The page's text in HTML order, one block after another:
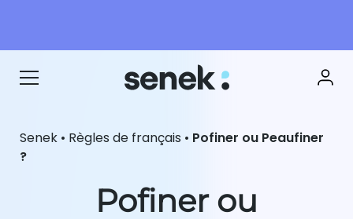
Senek • Règles de français • Pofiner ou Peaufiner
?
Pofiner ou